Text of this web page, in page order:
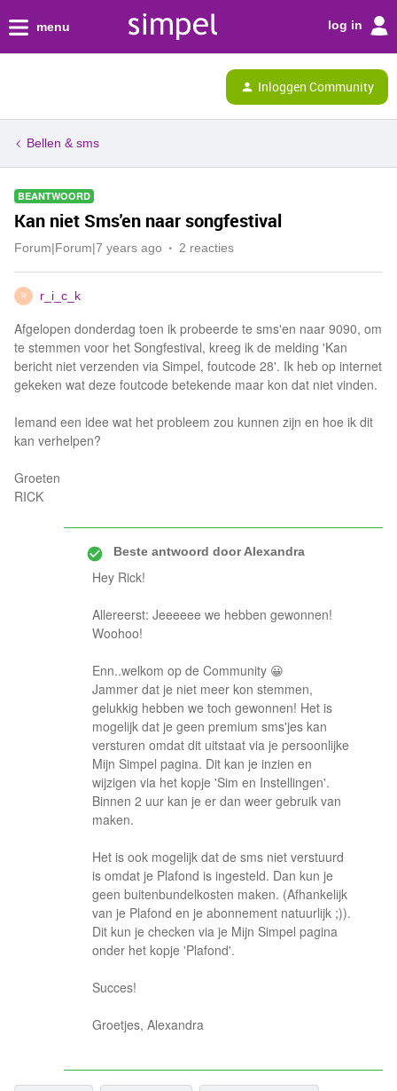
menu log in
Inloggen Community
Bellen & sms
BEANTWOORD
Kan niet Sms'en naar songfestival
Forum|Forum|7 years ago 2 reacties
R r_i_c_k
Afgelopen donderdag toen ik probeerde te sms'en naar 9090, om
te stemmen voor het Songfestival, kreeg ik de melding 'Kan
bericht niet verzenden via Simpel, foutcode 28'. Ik heb op internet
gekeken wat deze foutcode betekende maar kon dat niet vinden.
Iemand een idee wat het probleem zou kunnen zijn en hoe ik dit
kan verhelpen?
Groeten
RICK
Beste antwoord doorAlexandra
Hey Rick!
Allereerst: Jeeeeee we hebben gewonnen!
Woohoo!
Enn..welkom op de Community 😀
Jammer dat je niet meer kon stemmen,
gelukkig hebben we toch gewonnen! Het is
mogelijk dat je geen premium sms'jes kan
versturen omdat dit uitstaat via je persoonlijke
Mijn Simpel pagina. Dit kan je inzien en
wijzigen via het kopje 'Sim en Instellingen'.
Binnen 2 uur kan je er dan weer gebruik van
maken.
Het is ook mogelijk dat de sms niet verstuurd
is omdat je Plafond is ingesteld. Dan kun je
geen buitenbundelkosten maken. (Afhankelijk
van je Plafond en je abonnement natuurlijk ;)).
Dit kun je checken via je Mijn Simpel pagina
onder het kopje 'Plafond'.
Succes!
Groetjes, Alexandra